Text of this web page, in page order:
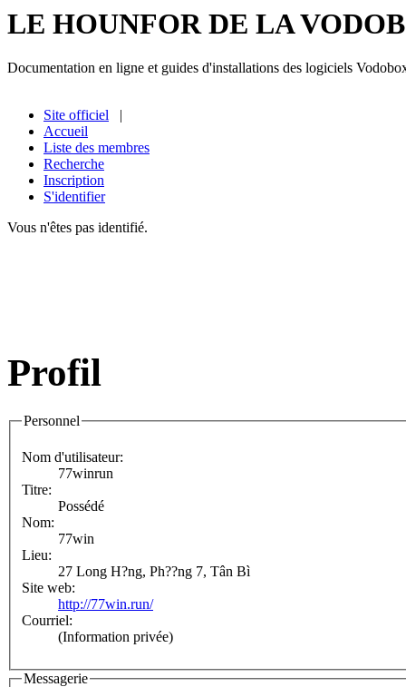
LE HOUNFOR DE LA
Documentation en ligne et guides d'installations des logiciels
Site officiel |
Accueil
Liste des membres
Recherche
Inscription
S'identifier
Vous n'êtes pas identifié.
Profil
Personnel
Nom d'utilisateur:
77winrun
Titre:
Possédé
Nom:
77win
Lieu:
27 Long H?ng, Ph??ng 7, Tân Bì
Site web:
http://77win.run/
Courriel:
(Information privée)
Messagerie